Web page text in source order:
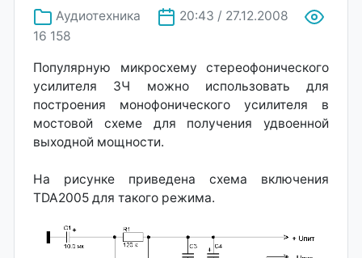
Аудиотехника
20:43 / 27.12.2008
16 158
Популярную микросхему стереофонического
усилителя ЗЧ можно использовать для
построения монофонического усилителя в
мостовой схеме для получения удвоенной
выходной мощности.
На рисунке приведена схема включения
TDA2005 для такого режима.